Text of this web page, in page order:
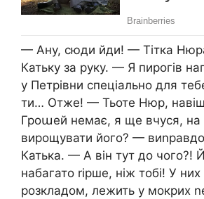
— Ану, сюди йди! — Тітка
Катьку за руку. — Я пирогів
у Петрівни спеціально для
ти… Отже! — Тьоте Нюр,
Гроաей немає, я ще вчуся,
вирощувати його? —
Катька. — А він тут до чого?!
набагато rірше, ніж тобі! У
розкладом, лежить у мокрих